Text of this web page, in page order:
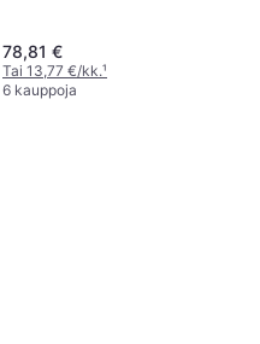
78,81 €
Tai 13,77 €/kk.¹
6 kauppoja